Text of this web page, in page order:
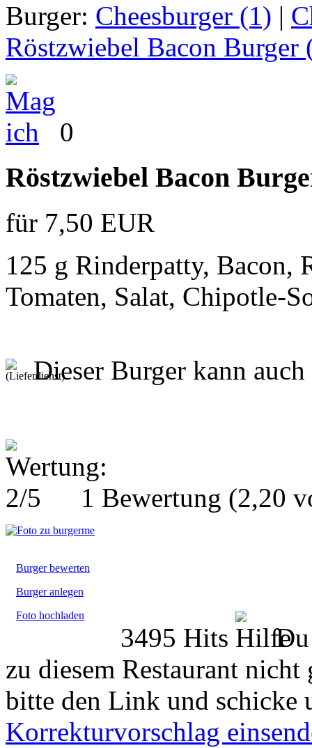
Burger: Cheesburger (1) |
Röstzwiebel Bacon Burger
0
Röstzwiebel Bacon
für 7,50 EUR
125 g Rinderpatty, Bacon,
Tomaten, Salat, Chipotle-
Dieser Burger kann
1 Bewertung (2,20
Burger bewerten
Burger anlegen
Foto hochladen
3495 Hits
zu diesem Restaurant
bitte den Link und schicke
Korrekturvorschlag